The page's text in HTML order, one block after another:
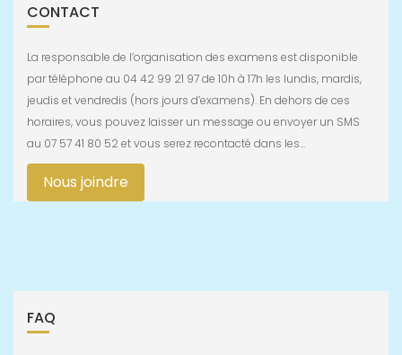
CONTACT
La responsable de l’organisation des examens est disponible
par téléphone au 04 42 99 21 97 de 10h à 17h les lundis, mardis,
jeudis et vendredis (hors jours d’examens). En dehors de ces
horaires, vous pouvez laisser un message ou envoyer un SMS
au 07 57 41 80 52 et vous serez recontacté dans les…
Nous joindre
FAQ